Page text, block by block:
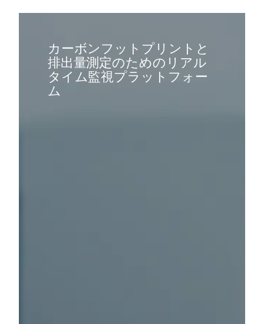
カーボンフットプリントと
排出量測定のためのリアル
タイム監視プラットフォー
ム